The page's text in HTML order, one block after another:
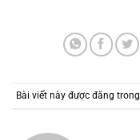
Bài viết này được đăng trong